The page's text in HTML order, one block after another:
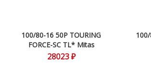
100/80-16 50P TOURING
FORCE-SC TL* Mitas
28023 ₽